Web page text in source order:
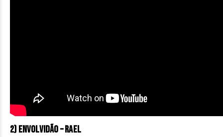
2) Envolvidão – Rael